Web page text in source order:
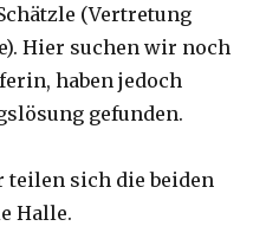
(Vertretung
Hier suchen wir noch
haben jedoch
gefunden.
teilen sich die beiden
Halle.